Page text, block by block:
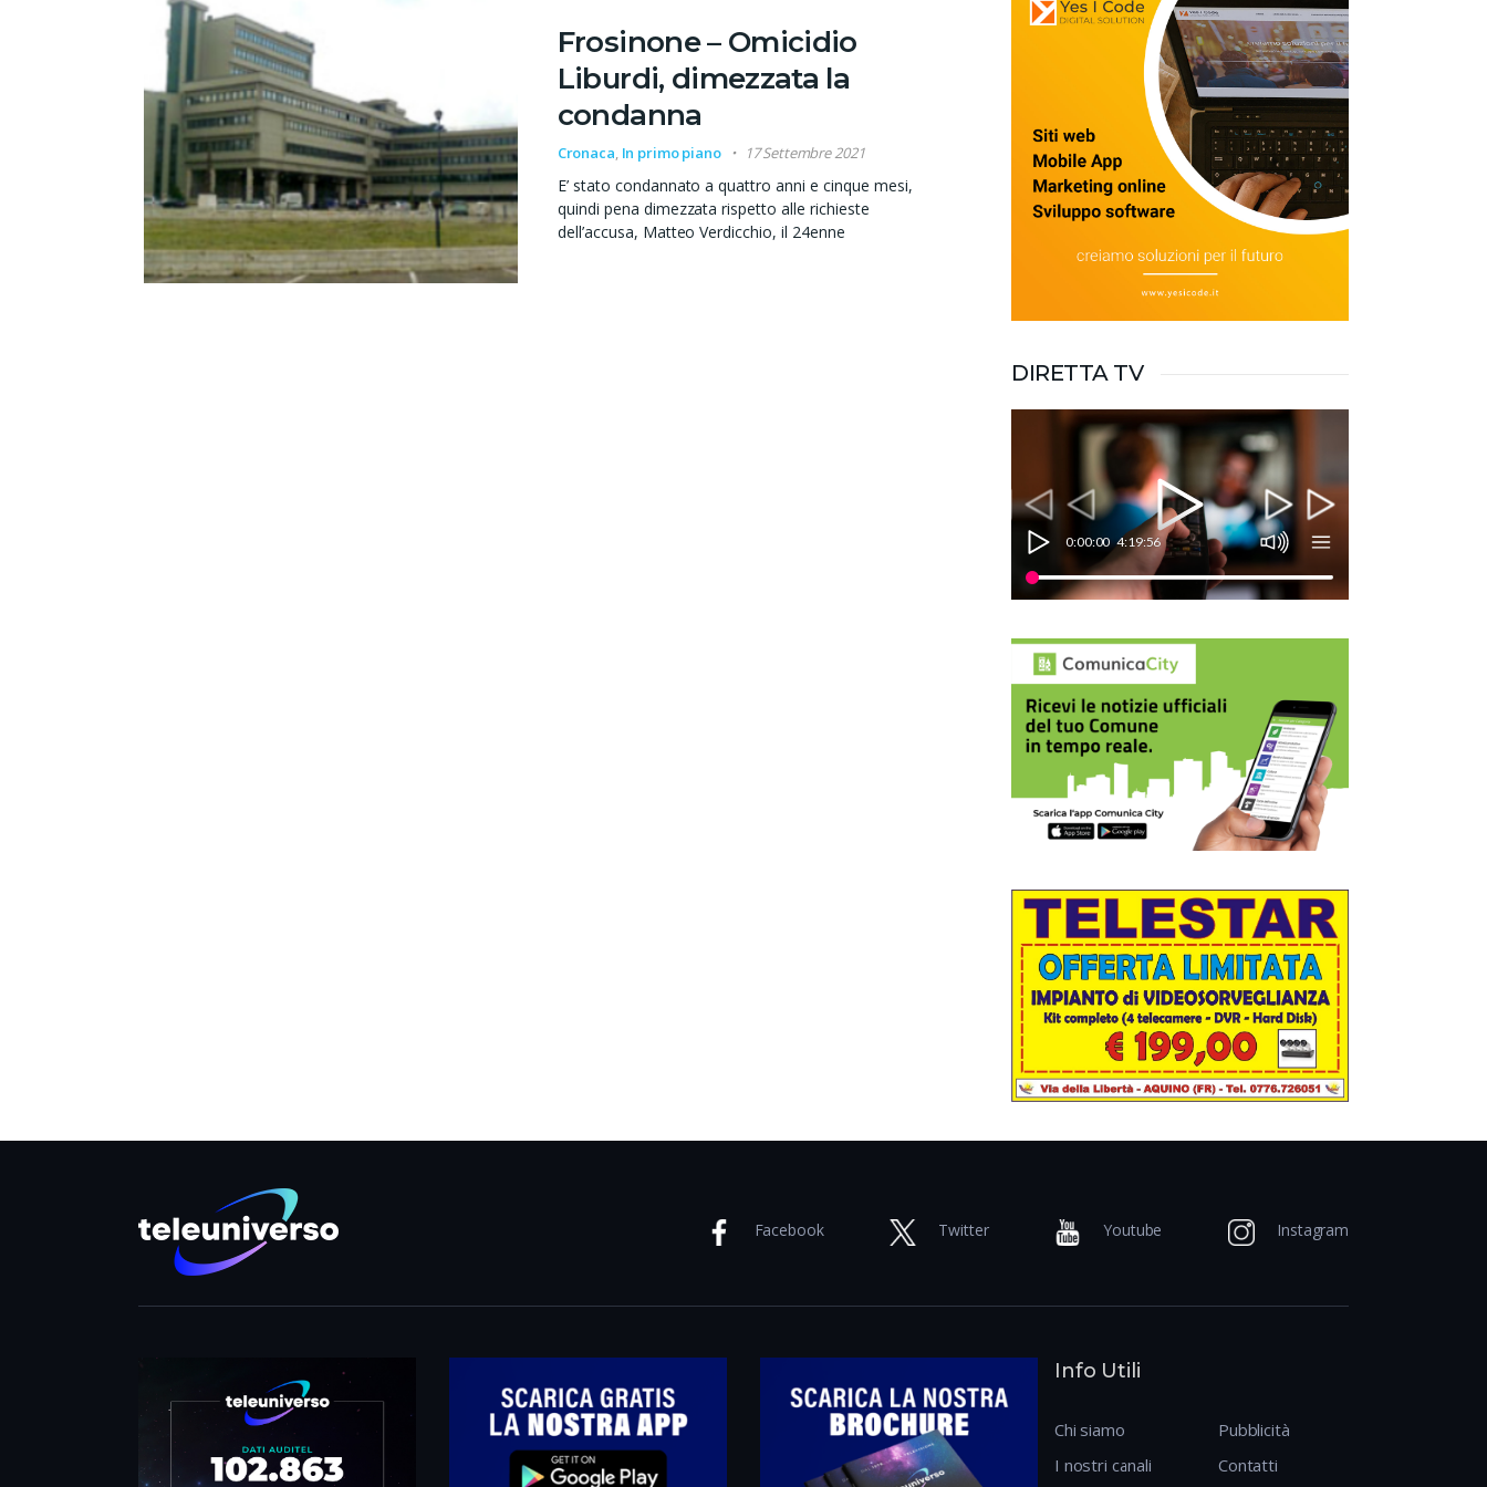
Frosinone – Omicidio
Liburdi, dimezzata la
condanna
Cronaca, In primo piano 17 Settembre 2021
E’ stato condannato a quattro anni e cinque mesi,
quindi pena dimezzata rispetto alle richieste
dell’accusa, Matteo Verdicchio, il 24enne
DIRETTA TV
0:00:00 4:19:56
Facebook Twitter Youtube Instagram
Info Utili
Chi siamo
I nostri canali
Pubblicità
Contatti